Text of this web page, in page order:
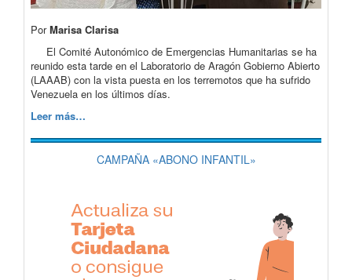
PorMarisa Clarisa
El Comité Autonómico de Emergencias Humanitarias se ha
reunido esta tarde en el Laboratorio de Aragón Gobierno Abierto
(LAAAB) con la vista puesta en los terremotos que ha sufrido
Venezuela en los últimos días.
Leer más…
CAMPAÑA «ABONO INFANTIL»